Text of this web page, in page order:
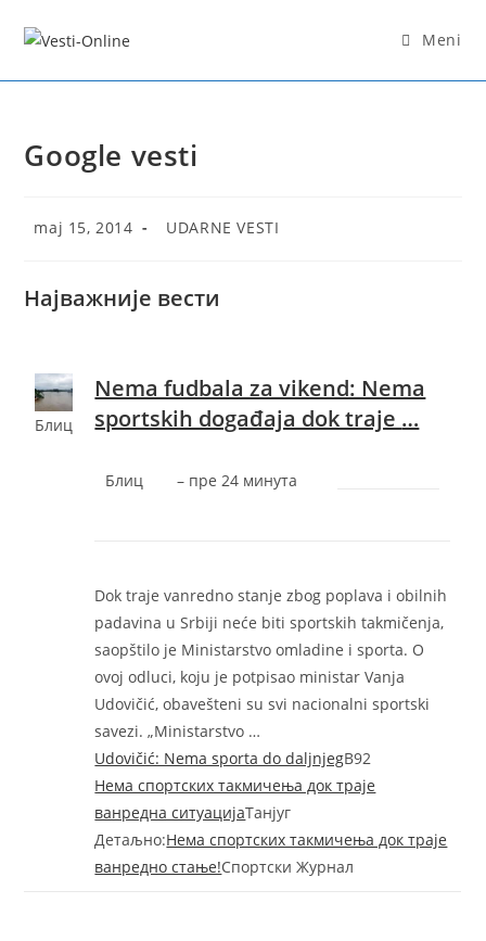
Meni
Google vesti
Post
published:
maj 15, 2014
Post
UDARNE VESTI
Најважније вести
Блиц
Nema fudbala za vikend: Nema
sportskih događaja dok traje …
Блиц – ‎пре 24 минута‎
Dok traje vanredno stanje zbog poplava i obilnih
padavina u Srbiji neće biti sportskih takmičenja,
saopštilo je Ministarstvo omladine i sporta. O
ovoj odluci, koju je potpisao ministar Vanja
Udovičić, obavešteni su svi nacionalni sportski
savezi. „Ministarstvo …
Udovičić: Nema sporta do daljnjegB92
Нема спортских такмичења док траjе
ванредна ситуациjаТанјуг
Детаљно:Нема спортских такмичења док траје
ванредно стање!Спортски Журнал